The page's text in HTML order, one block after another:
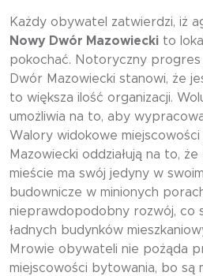
Każdy obywatel zatwierdzi, iż
Nowy Dwór Mazowiecki to
pokochać. Notoryczny progres
Dwór Mazowiecki stanowi, że
to większa ilość organizacji.
umożliwia na to, aby
Walory widokowe
Mazowiecki oddziałują na to,
mieście ma swój jedyny w
budownicze w minionych
nieprawdopodobny rozwój, co
ładnych budynków
Mrowie obywateli nie pożąda
miejscowości bytowania, bo są